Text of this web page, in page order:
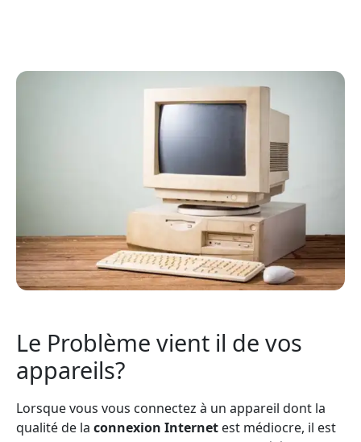
Le Problème vient il de vos
appareils?
Lorsque vous vous connectez à un appareil dont la
qualité de la connexion Internet est médiocre, il est